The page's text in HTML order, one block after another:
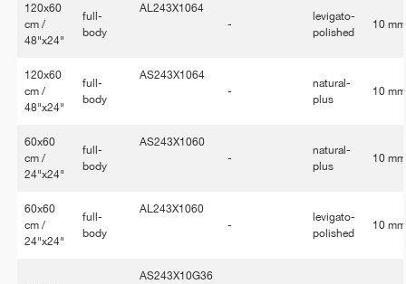
120x60
cm /
48"x24"
full-
body
AL243X1064
-
levigato-
polished
10 mm
120x60
cm /
48"x24"
full-
body
AS243X1064
-
natural-
plus
10 mm
60x60
cm /
24"x24"
full-
body
AS243X1060
-
natural-
plus
10 mm
60x60
cm /
24"x24"
full-
body
AL243X1060
-
levigato-
polished
10 mm
AS243X10G36